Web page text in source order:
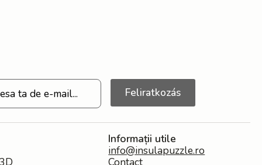
Feliratkozás
Informații utile
info@insulapuzzle.ro
Contact